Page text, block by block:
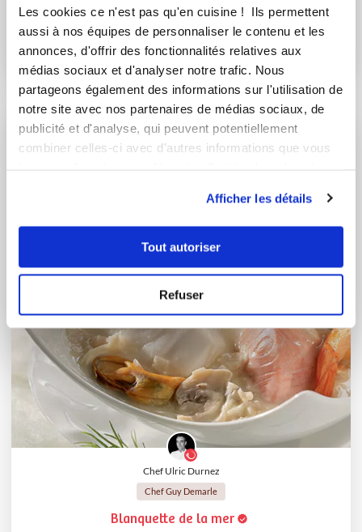
Les cookies ce n'est pas qu'en cuisine ! Ils permettent
aussi à nos équipes de personnaliser le contenu et les
annonces, d'offrir des fonctionnalités relatives aux
médias sociaux et d'analyser notre trafic. Nous
partageons également des informations sur l'utilisation de
notre site avec nos partenaires de médias sociaux, de
publicité et d'analyse, qui peuvent potentiellement
combiner celles-ci avec d'autres informations que vous
Afficher les détails
Tout autoriser
Refuser
Très bon
40min 13 872
I-COOK'IN
Chef Ulric Durnez
Chef Guy Demarle
Blanquette de la mer